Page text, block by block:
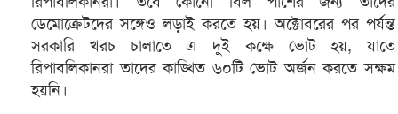
ডেমোক্রেটদের সঙ্গেও লড়াই করতে হয়। অক্টোবরের পর পর্যন্ত
সরকারি খরচ চালাতে এ দুই কক্ষে ভোট হয়, যাতে
রিপাবলিকানরা তাদের কাঙ্খিত ৬০টি ভোট অর্জন করতে সক্ষম
হয়নি।